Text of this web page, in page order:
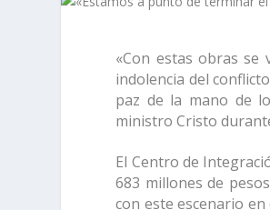
«Con estas obras
indolencia del
paz de la mano de
ministro Cristo
El Centro de
683 millones de
con este escenario